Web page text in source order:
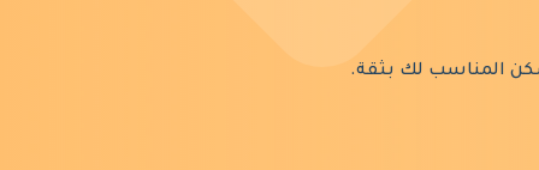
المناسب لك بثقة.